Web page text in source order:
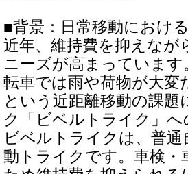
■背景：日常移動におけ
近年、維持費を抑えな
ニーズが高まっていま
転車では雨や荷物が大
という近距離移動の課
ク「ビベルトライク」
ビベルトライクは、普
動トライクです。車検・